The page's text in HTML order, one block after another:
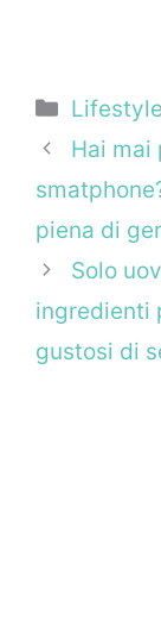
Categorie
Lifestyle
Hai mai
piena di
Solo
ingredienti
gustosi di